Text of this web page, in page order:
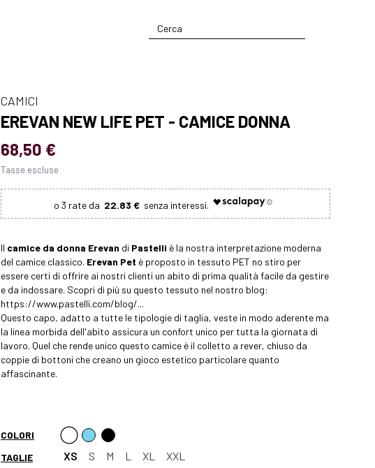
CAMICI
EREVAN NEW LIFE PET - CAMICE DONNA
68,50 €
Tasse escluse
22.83 €
Il camice da donna Erevan di Pastelli è la nostra interpretazione moderna
del camice classico. Erevan Pet è proposto in tessuto PET no stiro per
essere certi di offrire ai nostri clienti un abito di prima qualità facile da gestire
e da indossare. Scopri di più su questo tessuto nel nostro blog:
https://www.pastelli.com/blog/...
Questo capo, adatto a tutte le tipologie di taglia, veste in modo aderente ma
la linea morbida dell'abito assicura un confort unico per tutta la giornata di
lavoro. Quel che rende unico questo camice è il colletto a rever, chiuso da
coppie di bottoni che creano un gioco estetico particolare quanto
affascinante.
COLORI
TAGLIE
XS S M L XL XXL